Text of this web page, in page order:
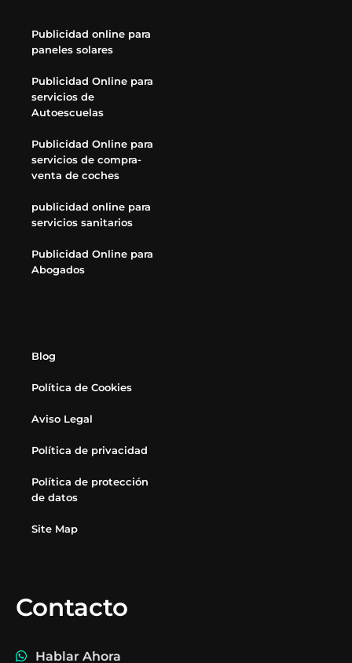
Publicidad online para
paneles solares
Publicidad Online para
servicios de
Autoescuelas
Publicidad Online para
servicios de compra-
venta de coches
publicidad online para
servicios sanitarios
Publicidad Online para
Abogados
Blog
Política de Cookies
Aviso Legal
Política de privacidad
Política de protección
de datos
Site Map
Contacto
Hablar Ahora